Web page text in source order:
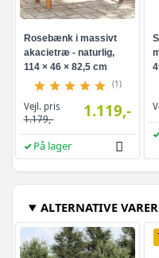
Rosebænk i massivt
akacietræ - naturlig,
114 × 46 × 82,5 cm
(1)
Vejl. pris
1.179,-
1.119,-
På lager
ALTERNATIVE VARER